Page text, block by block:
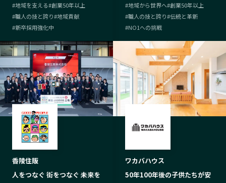
#地域を支える#創業50年以上
#職人の技と誇り#地域貢献
#新卒採用強化中
#地域から世界へ#創業50年以上
#職人の技と誇り#伝統と革新
#NO1への挑戦
香陵住販
人をつなぐ 街をつなぐ 未来を
ワカバハウス
50年100年後の子供たちが安